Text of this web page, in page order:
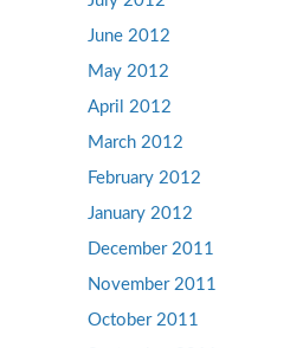
June 2012
May 2012
April 2012
March 2012
February 2012
January 2012
December 2011
November 2011
October 2011